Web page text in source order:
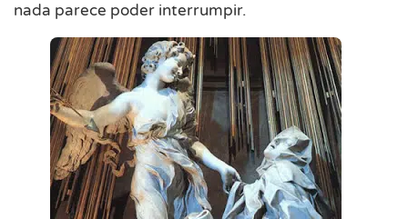
nada parece poder interrumpir.